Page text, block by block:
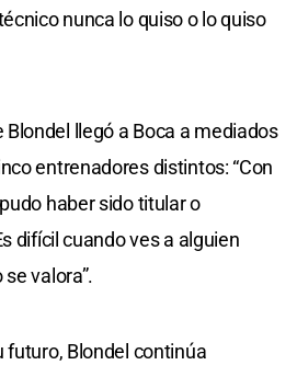
nunca lo quiso o lo quiso
llegó a Boca a mediados
entrenadores distintos: “Con
haber sido titular o
difícil cuando ves a alguien
valora”.
futuro, Blondel continúa